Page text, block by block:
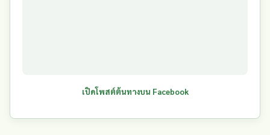
เปิดโพสต์ต้นทางบน Facebook